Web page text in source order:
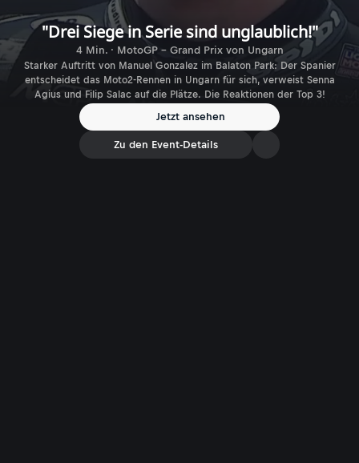
"Drei Siege in Serie sind unglaublich!"
4 Min. · MotoGP - Grand Prix von Ungarn
Starker Auftritt von Manuel Gonzalez im Balaton Park: Der Spanier
entscheidet das Moto2-Rennen in Ungarn für sich, verweist Senna
Agius und Filip Salac auf die Plätze. Die Reaktionen der Top 3!
Jetzt ansehen
Zu den Event-Details